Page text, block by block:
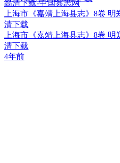
上海市《嘉靖上海县志》8卷
清下载
上海市《嘉靖上海县志》8卷
清下载
4年前